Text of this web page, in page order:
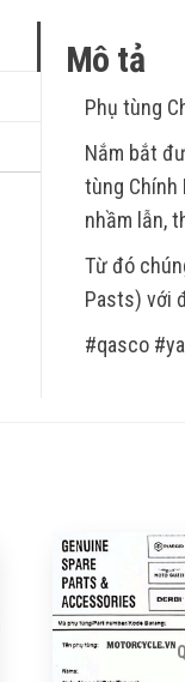
Mô tả
Phụ tùng
Nắm bắt
tùng Chính
nhầm lẫn,
Từ đó
Pasts) với
#qasco